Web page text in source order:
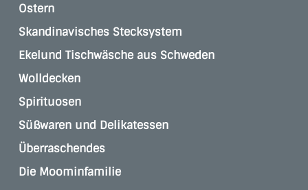
Ostern
Skandinavisches Stecksystem
Ekelund Tischwäsche aus Schweden
Wolldecken
Spirituosen
Süßwaren und Delikatessen
Überraschendes
Die Moominfamilie